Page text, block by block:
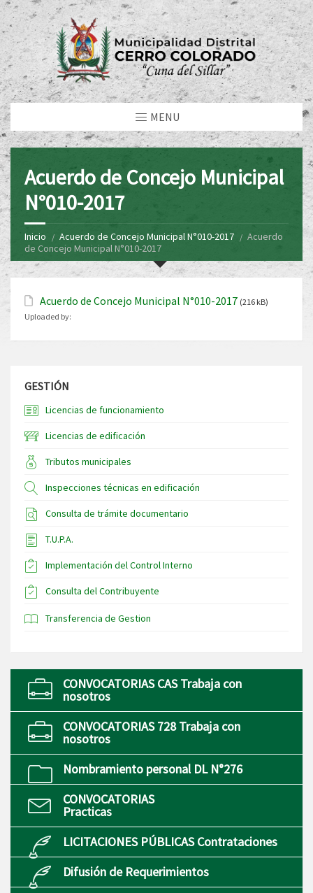
MENU
Acuerdo de Concejo Municipal
N°010-2017
Inicio Acuerdo de Concejo Municipal N°010-2017
Acuerdo
de Concejo Municipal N°010-2017
Acuerdo de Concejo Municipal N°010-2017 (216 kB)
Uploaded by:
GESTIÓN
Licencias de funcionamiento
Licencias de edificación
Tributos municipales
Inspecciones técnicas en edificación
Consulta de trámite documentario
T.U.P.A.
Implementación del Control Interno
Consulta del Contribuyente
Transferencia de Gestion
CONVOCATORIAS CAS Trabaja con
nosotros
CONVOCATORIAS 728 Trabaja con
nosotros
Nombramiento personal DL N°276
CONVOCATORIAS
Practicas
LICITACIONES PÚBLICAS Contrataciones
Difusión de Requerimientos